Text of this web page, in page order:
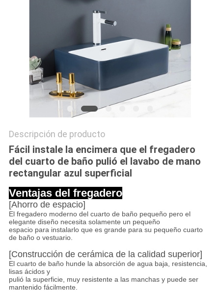
Descripción de producto
Fácil instale la encimera que el fregadero
del cuarto de baño pulió el lavabo de mano
rectangular azul superficial
Ventajas del fregadero
[Ahorro de espacio]
El fregadero moderno del cuarto de baño pequeño pero el
elegante diseño necesita solamente un pequeño
espacio para instalarlo que es grande para su pequeño cuarto
de baño o vestuario.
[Construcción de cerámica de la calidad superior]
El cuarto de baño hunde la absorción de agua baja, resistencia,
lisas ácidos y
pulió la superficie, muy resistente a las manchas y puede ser
mantenido fácilmente.